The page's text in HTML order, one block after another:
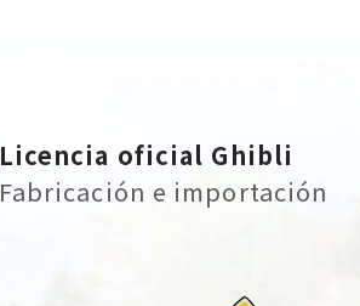
Licencia oficial Ghibli
Fabricación e importación